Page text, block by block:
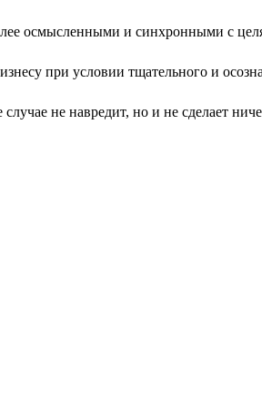
осмысленными и синхронными с
при условии тщательного и
не навредит, но и не сделает